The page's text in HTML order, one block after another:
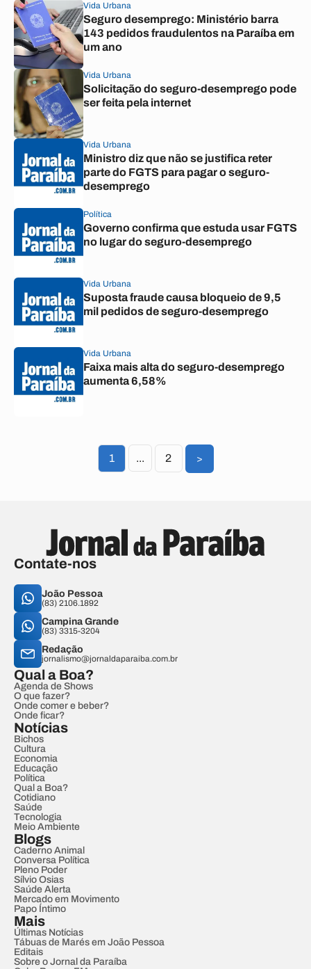
Vida Urbana
Seguro desemprego: Ministério barra
143 pedidos fraudulentos na Paraíba em
um ano
Vida Urbana
Solicitação do seguro-desemprego pode
ser feita pela internet
Vida Urbana
Ministro diz que não se justifica reter
parte do FGTS para pagar o seguro-
desemprego
Política
Governo confirma que estuda usar FGTS
no lugar do seguro-desemprego
Vida Urbana
Suposta fraude causa bloqueio de 9,5
mil pedidos de seguro-desemprego
Vida Urbana
Faixa mais alta do seguro-desemprego
aumenta 6,58%
1 ... 2 >
Contate-nos
João Pessoa
(83) 2106.1892
Campina Grande
(83) 3315-3204
Redação
jornalismo@jornaldaparaiba.com.br
Qual a Boa?
Agenda de Shows
O que fazer?
Onde comer e beber?
Onde ficar?
Notícias
Bichos
Cultura
Economia
Educação
Política
Qual a Boa?
Cotidiano
Saúde
Tecnologia
Meio Ambiente
Blogs
Caderno Animal
Conversa Política
Pleno Poder
Sílvio Osias
Saúde Alerta
Mercado em Movimento
Papo Íntimo
Mais
Últimas Notícias
Tábuas de Marés em João Pessoa
Editais
Sobre o Jornal da Paraíba